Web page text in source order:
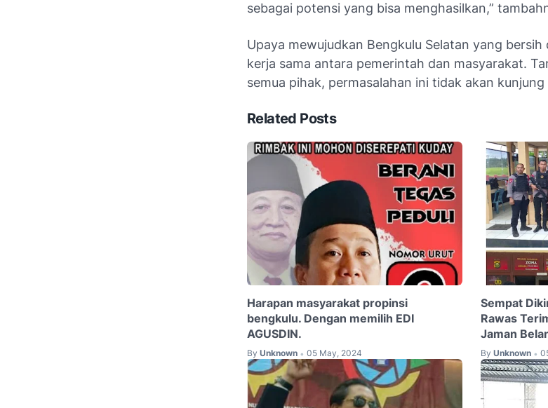
sebagai potensi yang bisa menghasilkan,”
Upaya mewujudkan Bengkulu Selatan yang
kerja sama antara pemerintah dan masyarakat.
semua pihak, permasalahan ini tidak akan kunjung
Related Posts
Harapan masyarakat propinsi
bengkulu. Dengan memilih EDI
AGUSDIN.
By Unknown • 05 May, 2024
Sempat
Rawas
Jaman
By Unknown •